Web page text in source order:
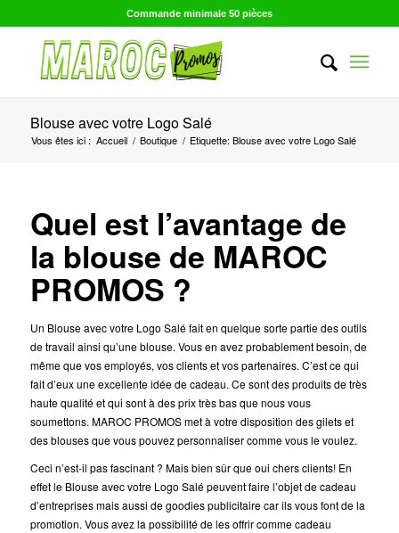
Commande minimale 50 pièces
Blouse avec votre Logo Salé
Vous êtes ici : Accueil / Boutique / Etiquette: Blouse avec votre Logo Salé
Quel est l’avantage de
la blouse de MAROC
PROMOS ?
Un Blouse avec votre Logo Salé fait en quelque sorte partie des outils
de travail ainsi qu’une blouse. Vous en avez probablement besoin, de
même que vos employés, vos clients et vos partenaires. C’est ce qui
fait d’eux une excellente idée de cadeau. Ce sont des produits de très
haute qualité et qui sont à des prix très bas que nous vous
soumettons. MAROC PROMOS met à votre disposition des gilets et
des blouses que vous pouvez personnaliser comme vous le voulez.
Ceci n’est-il pas fascinant ? Mais bien sûr que oui chers clients! En
effet le Blouse avec votre Logo Salé peuvent faire l’objet de cadeau
d’entreprises mais aussi de goodies publicitaire car ils vous font de la
promotion. Vous avez la possibilité de les offrir comme cadeau